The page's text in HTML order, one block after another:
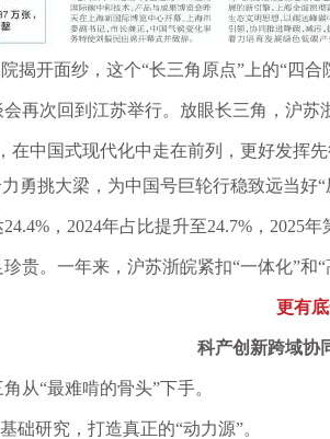
揭开面纱，这个“长三角原点”上的“四合
再次回到江苏举行。放眼长三角，沪苏
在中国式现代化中走在前列，更好发挥
勇挑大梁，为中国号巨轮行稳致远当好“
，2024年占比提升至24.7%，2025年
贵。一年来，沪苏浙皖紧扣“一体化”和
更有
科产创新跨域协
从“最难啃的骨头”下手。
研究，打造真正的“动力源”。